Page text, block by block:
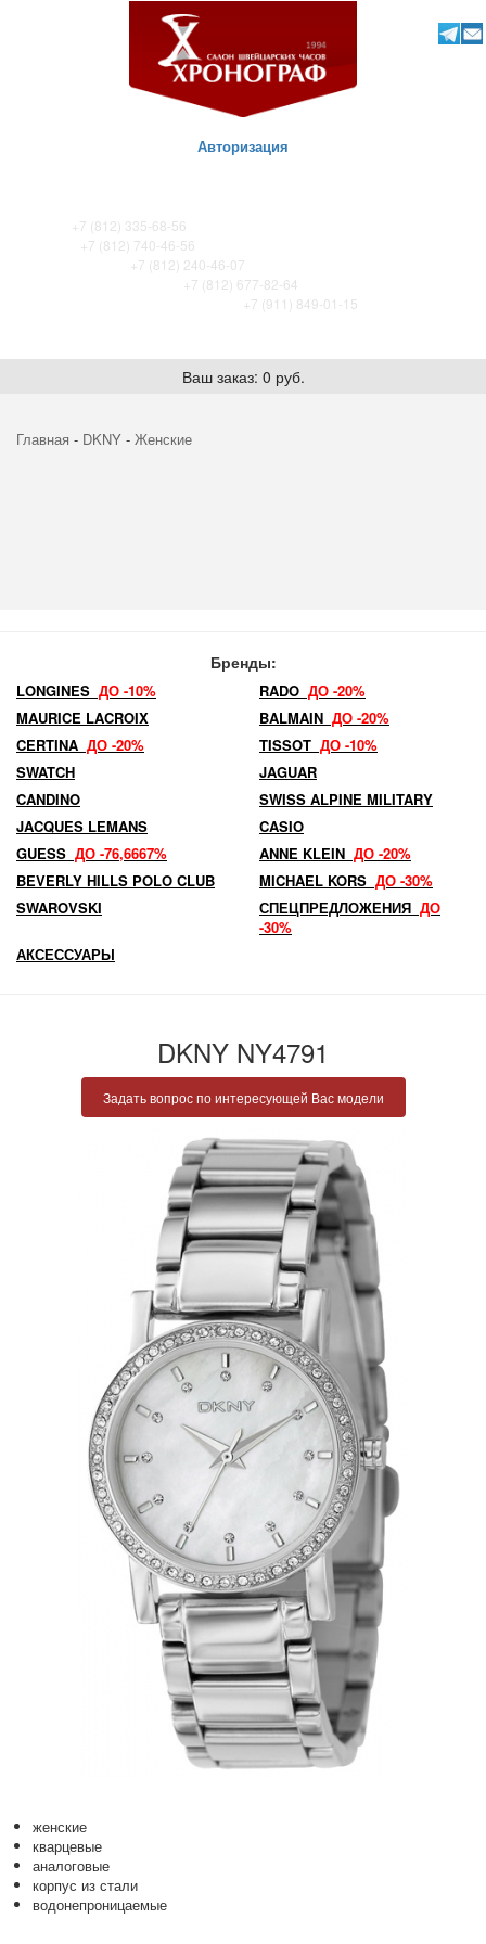
Авторизация
+7 (812) 335-68-56
+7 (812) 740-46-56
+7 (812) 240-46-07
+7 (812) 677-82-64
+7 (911) 849-01-15
Ваш заказ: 0 руб.
Главная - DKNY - Женские
Бренды:
LONGINES ДО -10% RADO ДО -20%
MAURICE LACROIX
BALMAIN ДО -20%
CERTINA ДО -20% TISSOT ДО -10%
SWATCH
JAGUAR
CANDINO
SWISS ALPINE MILITARY
JACQUES LEMANS
CASIO
GUESS ДО -76,6667% ANNE KLEIN ДО -20%
BEVERLY HILLS POLO CLUB
MICHAEL KORS ДО -30%
SWAROVSKI
СПЕЦПРЕДЛОЖЕНИЯ ДО
-30%
АКСЕССУАРЫ
DKNY NY4791
Задать вопрос по интересующей Вас модели
женские
кварцевые
аналоговые
корпус из стали
водонепроницаемые